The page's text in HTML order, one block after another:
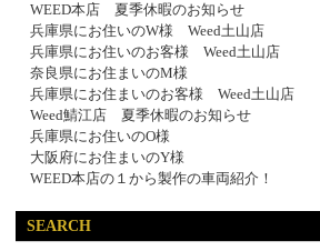
WEED本店 夏季休暇のお知らせ
兵庫県にお住いのW様 Weed土山店
兵庫県にお住いのお客様 Weed土山店
奈良県にお住まいのM様
兵庫県にお住まいのお客様 Weed土山店
Weed鯖江店 夏季休暇のお知らせ
兵庫県にお住いのO様
大阪府にお住まいのY様
WEED本店の１から製作の車両紹介！
SEARCH